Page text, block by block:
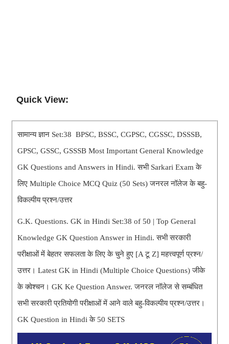
Quick View:
सामान्य ज्ञान Set:38 BPSC, BSSC, CGPSC, CGSSC, DSSSB,
GPSC, GSSC, GSSSB Most Important General Knowledge
GK Questions and Answers in Hindi. सभी Sarkari Exam के
लिए Multiple Choice MCQ Quiz (50 Sets) जनरल नॉलेज के बहु-
विकल्पीय प्रश्न/उत्तर
G.K. Questions. GK in Hindi Set:38 of 50 | Top General
Knowledge GK Question Answer in Hindi. सभी सरकारी
परीक्षाओं में बेहतर सफलता के लिए के चुने हुए [A टू Z] महत्त्वपूर्ण प्रश्न/
उत्तर। Latest GK in Hindi (Multiple Choice Questions) जीके
के क्वेश्चन। GK Ke Question Answer. जनरल नॉलेज से सम्बंधित
सभी सरकारी प्रतियोगी परीक्षाओं में आने वाले बहु-विकल्पीय प्रश्न/उत्तर।
GK Question in Hindi के 50 SETS